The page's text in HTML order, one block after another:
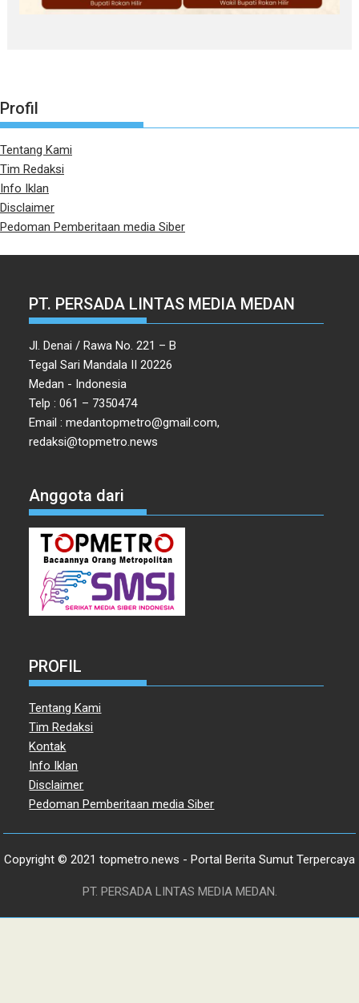
Profil
Tentang Kami
Tim Redaksi
Info Iklan
Disclaimer
Pedoman Pemberitaan media Siber
PT. PERSADA LINTAS MEDIA MEDAN
Jl. Denai / Rawa No. 221 – B
Tegal Sari Mandala II 20226
Medan - Indonesia
Telp : 061 – 7350474
Email : medantopmetro@gmail.com,
redaksi@topmetro.news
Anggota dari
PROFIL
Tentang Kami
Tim Redaksi
Kontak
Info Iklan
Disclaimer
Pedoman Pemberitaan media Siber
Copyright © 2021 topmetro.news - Portal Berita Sumut Terpercaya
PT. PERSADA LINTAS MEDIA MEDAN.